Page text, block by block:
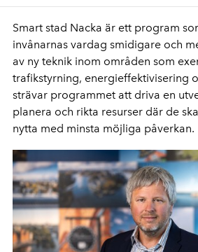
Smart stad Nacka är ett program
invånarnas vardag smidigare och
av ny teknik inom områden som
trafikstyrning, energieffektivisering
strävar programmet att driva en
planera och rikta resurser där de
nytta med minsta möjliga påverkan.